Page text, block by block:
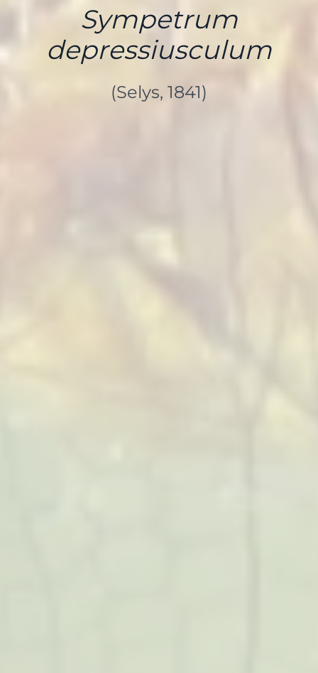
Sympetrum
depressiusculum
(Selys, 1841)